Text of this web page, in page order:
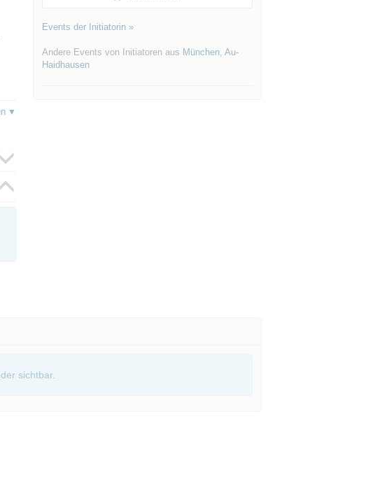
Events der Initiatorin »
Andere Events von Initiatoren aus München, Au-
Haidhausen
sichtbar.